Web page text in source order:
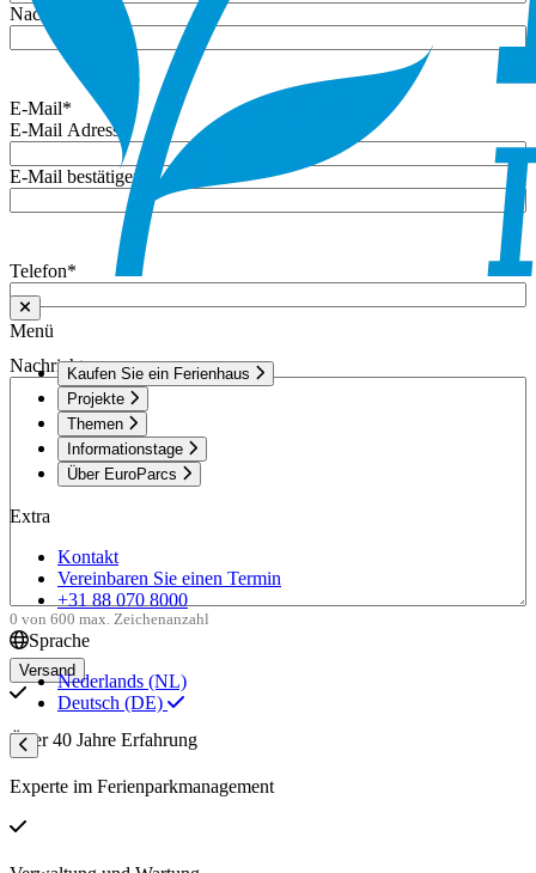
Menü
Kaufen Sie ein Ferienhaus
Projekte
Themen
Informationstage
Über EuroParcs
Extra
Kontakt
Vereinbaren Sie einen Termin
+31 88 070 8000
Sprache
Nederlands (NL)
Deutsch (DE)
Nachname
E-Mail*
E-Mail Adresse
E-Mail bestätigen
Telefon*
Nachricht
0 von 600 max. Zeichenanzahl
Über 40 Jahre Erfahrung
Experte im Ferienparkmanagement